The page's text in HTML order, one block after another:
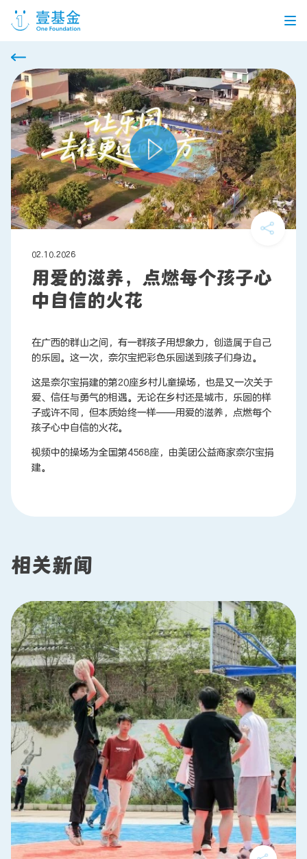
首页
信息公开
党建引领 机构介绍 信息披露 工作机会
公益项目
个人捐赠
企业合作
联系我们
02.10.2026
用爱的滋养，点燃每个孩子心
中自信的火花
在广西的群山之间，有一群孩子用想象力，创造属于自己
的乐园。这一次，奈尔宝把彩色乐园送到孩子们身边。
这是奈尔宝捐建的第20座乡村儿童操场，也是又一次关于
爱、信任与勇气的相遇。无论在乡村还是城市，乐园的样
子或许不同，但本质始终一样——用爱的滋养，点燃每个
孩子心中自信的火花。
视频中的操场为全国第4568座，由美团公益商家奈尔宝捐
建。
相关新闻